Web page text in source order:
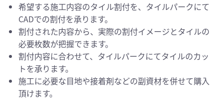
希望する施工内容のタイル割付を、タイルパークにて
CADでの割付を承ります。
割付された内容から、実際の割付イメージとタイルの
必要枚数が把握できます。
割付内容に合わせて、タイルパークにてタイルのカッ
トを承ります。
施工に必要な目地や接着剤などの副資材を併せて購入
頂けます。